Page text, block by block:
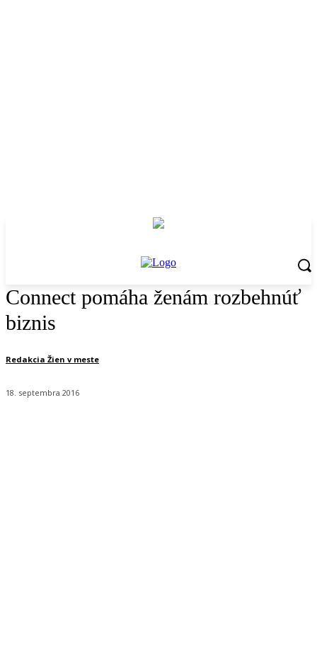
Connect pomáha ženám rozbehnúť
biznis
Redakcia Žien v meste
18. septembra 2016